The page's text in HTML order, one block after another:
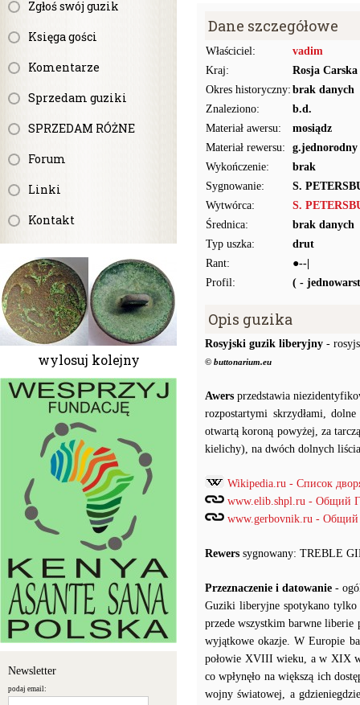
Zgłoś swój guzik
Księga gości
Komentarze
Sprzedam guziki
SPRZEDAM RÓŻNE
Forum
Linki
Kontakt
wylosuj kolejny
Newsletter
podaj email:
Dane szczegółowe
Właściciel:
vadim
Kraj:
Rosja Carska
Okres historyczny: brak danych
Znaleziono:
b.d.
Materiał awersu:
mosiądz
Materiał rewersu:
g.jednorodny
Wykończenie:
brak
Sygnowanie:
S.
Wytwórca:
S.
Średnica:
brak danych
Typ uszka:
drut
Rant:
●--|
Profil:
( -
Opis guzika
Rosyjski guzik liberyjny -
© buttonarium.eu
Awers przedstawia
rozpostartymi skrzydłami,
otwartą koroną powyżej, za
kielichy), na dwóch dolnych
Wikipedia.ru - Список
www.elib.shpl.ru - Общий
www.gerbovnik.ru - Общий
Rewers sygnowany: TREBLE
Przeznaczenie i datowanie -
Guziki liberyjne spotykano
przede wszystkim barwne liberie
wyjątkowe okazje. W Europie
połowie XVIII wieku, a w XIX
co wpłynęło na większą ich
wojny światowej, a